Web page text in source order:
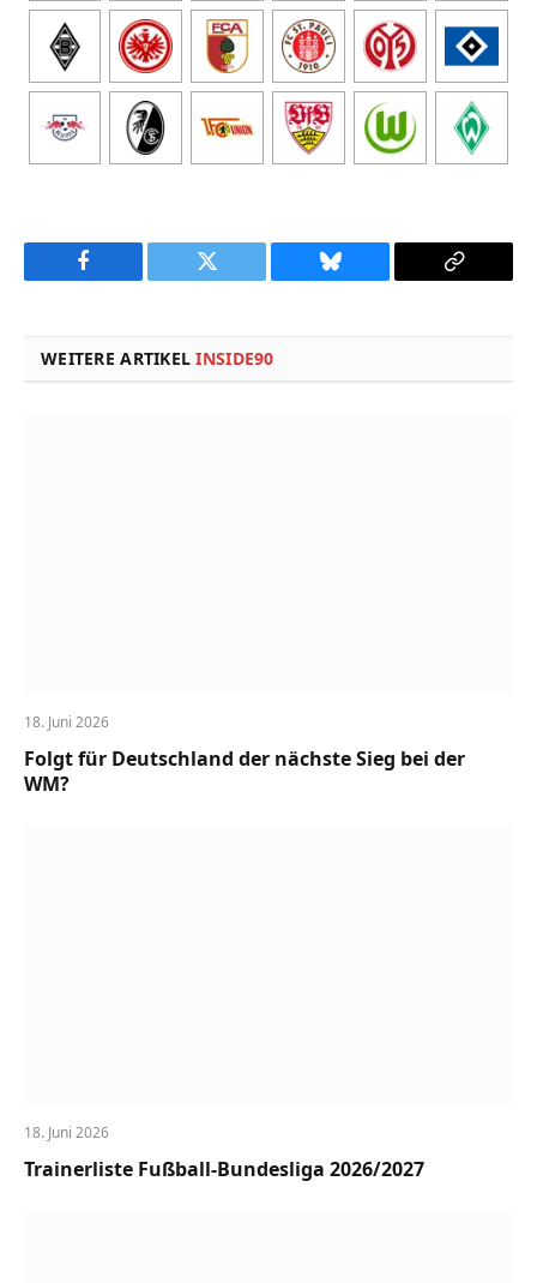
Facebook Twitter Bluesky
Copy
WEITERE ARTIKELINSIDE90
18. Juni 2026
Folgt für Deutschland der nächste Sieg bei der
WM?
18. Juni 2026
Trainerliste Fußball-Bundesliga 2026/2027